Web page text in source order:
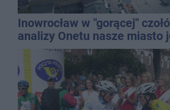
Inowrocław w "gorącej"
analizy Onetu nasze miasto
najbardziej narażonych na